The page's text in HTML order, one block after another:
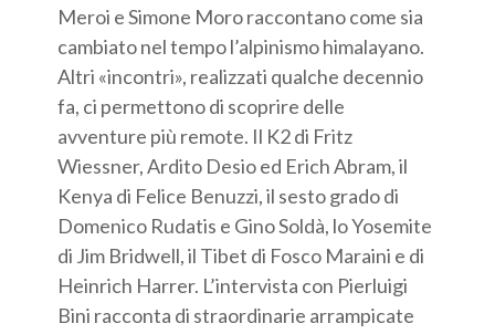
Meroi e Simone Moro raccontano come sia
cambiato nel tempo l’alpinismo himalayano.
Altri «incontri», realizzati qualche decennio
fa, ci permettono di scoprire delle
avventure più remote. Il K2 di Fritz
Wiessner, Ardito Desio ed Erich Abram, il
Kenya di Felice Benuzzi, il sesto grado di
Domenico Rudatis e Gino Soldà, lo Yosemite
di Jim Bridwell, il Tibet di Fosco Maraini e di
Heinrich Harrer. L’intervista con Pierluigi
Bini racconta di straordinarie arrampicate